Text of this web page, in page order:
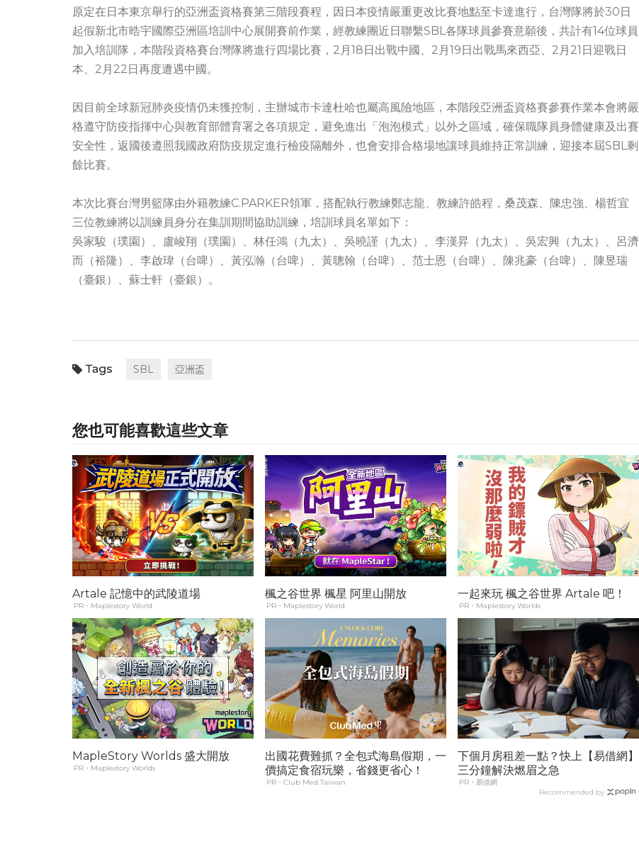
原定在日本東京舉行的亞洲盃資格賽第三階段賽程，因日本疫情嚴重更改比賽地點至卡達進行，台灣隊將於30日
起假新北市晧宇國際亞洲區培訓中心展開賽前作業，經教練團近日聯繫SBL各隊球員參賽意願後，共計有14位球員
加入培訓隊，本階段資格賽台灣隊將進行四場比賽，2月18日出戰中國、2月19日出戰馬來西亞、2月21日迎戰日
本、2月22日再度遭遇中國。
因目前全球新冠肺炎疫情仍未獲控制，主辦城市卡達杜哈也屬高風險地區，本階段亞洲盃資格賽參賽作業本會將嚴
格遵守防疫指揮中心與教育部體育署之各項規定，避免進出「泡泡模式」以外之區域，確保職隊員身體健康及出賽
安全性，返國後遵照我國政府防疫規定進行檢疫隔離外，也會安排合格場地讓球員維持正常訓練，迎接本屆SBL剩
餘比賽。
本次比賽台灣男籃隊由外籍教練C.PARKER領軍，搭配執行教練鄭志龍、教練許皓程，桑茂森、陳忠強、楊哲宜
三位教練將以訓練員身分在集訓期間協助訓練，培訓球員名單如下：
吳家駿（璞園）、盧峻翔（璞園）、林任鴻（九太）、吳曉謹（九太）、李漢昇（九太）、吳宏興（九太）、呂濟
而（裕隆）、李啟瑋（台啤）、黃泓瀚（台啤）、黃聰翰（台啤）、范士恩（台啤）、陳兆豪（台啤）、陳昱瑞
（臺銀）、蘇士軒（臺銀）。
SBL 亞洲盃
您也可能喜歡這些文章
Artale 記憶中的武陵道場
PR・Maplestory World
楓之谷世界 楓星 阿里山開放
PR・Maplestory World
一起來玩 楓之谷世界 Artale 吧！
PR・Maplestory Worlds
MapleStory Worlds 盛大開放
PR・Maplestory Worlds
出國花費難抓？全包式海島假期，一
價搞定食宿玩樂，省錢更省心！
PR・Club Med Taiwan
下個月房租差一點？快上【易借網】
三分鐘解決燃眉之急
PR・易借網
Recommended by